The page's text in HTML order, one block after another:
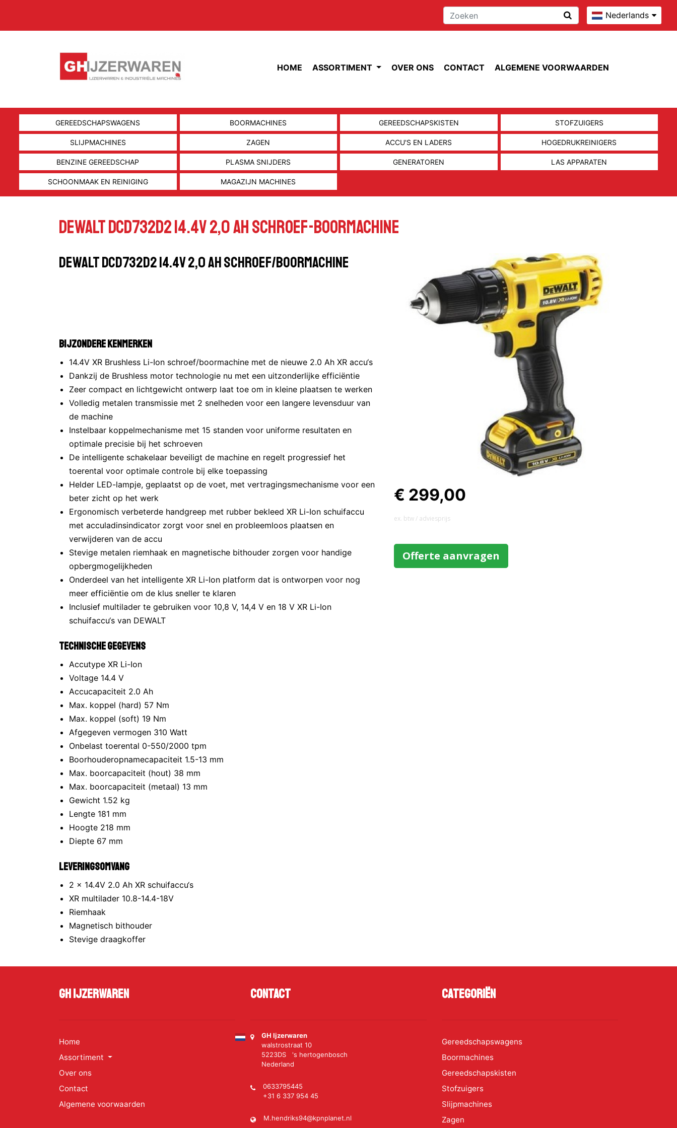
Nederlands
HOME ASSORTIMENT OVER ONS CONTACT ALGEMENE VOORWAARDEN
GEREEDSCHAPSWAGENS BOORMACHINES GEREEDSCHAPSKISTEN STOFZUIGERS
SLIJPMACHINES ZAGEN ACCU'S EN LADERS HOGEDRUKREINIGERS
BENZINE GEREEDSCHAP PLASMA SNIJDERS GENERATOREN LAS APPARATEN
SCHOONMAAK EN REINIGING MAGAZIJN MACHINES
Dewalt DCD732D2 14.4V 2,0 AH Schroef-boormachine
€ 299,00
ex. btw / adviesprijs
Offerte aanvragen
Dewalt DCD732D2 14.4V 2,0 AH Schroef/boormachine
Bijzondere kenmerken
14.4V XR Brushless Li-Ion schroef/boormachine met de nieuwe 2.0 Ah XR accu‘s
Dankzij de Brushless motor technologie nu met een uitzonderlijke efficiëntie
Zeer compact en lichtgewicht ontwerp laat toe om in kleine plaatsen te werken
Volledig metalen transmissie met 2 snelheden voor een langere levensduur van
de machine
Instelbaar koppelmechanisme met 15 standen voor uniforme resultaten en
optimale precisie bij het schroeven
De intelligente schakelaar beveiligt de machine en regelt progressief het
toerental voor optimale controle bij elke toepassing
Helder LED-lampje, geplaatst op de voet, met vertragingsmechanisme voor een
beter zicht op het werk
Ergonomisch verbeterde handgreep met rubber bekleed XR Li-Ion schuifaccu
met acculadinsindicator zorgt voor snel en probleemloos plaatsen en
verwijderen van de accu
Stevige metalen riemhaak en magnetische bithouder zorgen voor handige
opbergmogelijkheden
Onderdeel van het intelligente XR Li-Ion platform dat is ontworpen voor nog
meer efficiëntie om de klus sneller te klaren
Inclusief multilader te gebruiken voor 10,8 V, 14,4 V en 18 V XR Li-Ion
schuifaccu‘s van DEWALT
Technische gegevens
Accutype XR Li-Ion
Voltage 14.4 V
Accucapaciteit 2.0 Ah
Max. koppel (hard) 57 Nm
Max. koppel (soft) 19 Nm
Afgegeven vermogen 310 Watt
Onbelast toerental 0-550/2000 tpm
Boorhouderopnamecapaciteit 1.5-13 mm
Max. boorcapaciteit (hout) 38 mm
Max. boorcapaciteit (metaal) 13 mm
Gewicht 1.52 kg
Lengte 181 mm
Hoogte 218 mm
Diepte 67 mm
Leveringsomvang
2 x 14.4V 2.0 Ah XR schuifaccu‘s
XR multilader 10.8-14.4-18V
Riemhaak
Magnetisch bithouder
Stevige draagkoffer
GH Ijzerwaren
Home
Assortiment
Over ons
Contact
Algemene voorwaarden
Contact
GH Ijzerwaren
walstrostraat 10
5223DS 's hertogenbosch
Nederland
0633795445
+31 6 337 954 45
M.hendriks94@kpnplanet.nl
Categoriën
Gereedschapswagens
Boormachines
Gereedschapskisten
Stofzuigers
Slijpmachines
Zagen